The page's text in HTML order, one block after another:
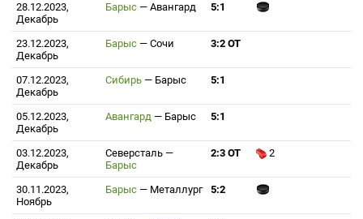
28.12.2023,
Декабрь
Барыс — Авангард 5:1
23.12.2023,
Декабрь
Барыс — Сочи 3:2 ОТ
07.12.2023,
Декабрь
Сибирь — Барыс 5:1
05.12.2023,
Декабрь
Авангард — Барыс 5:1
03.12.2023,
Декабрь
Северсталь —
Барыс
2:3 ОТ 2
30.11.2023,
Ноябрь
Барыс — Металлург 5:2